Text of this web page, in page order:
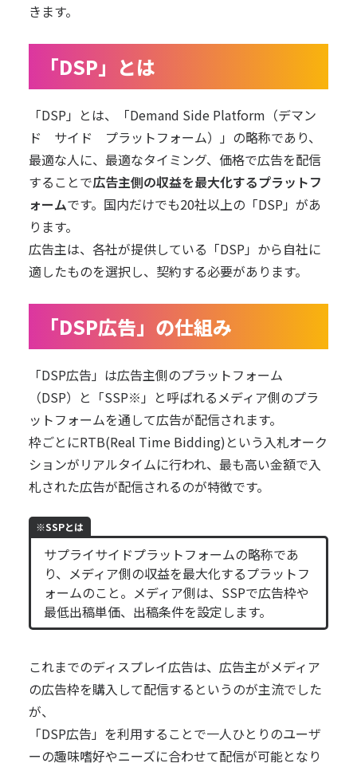
きます。
「DSP」とは
「DSP」とは、「Demand Side Platform（デマン
ド サイド プラットフォーム）」の略称であり、
最適な人に、最適なタイミング、価格で広告を配信
することで広告主側の収益を最大化するプラットフ
ォームです。国内だけでも20社以上の「DSP」があ
ります。
広告主は、各社が提供している「DSP」から自社に
適したものを選択し、契約する必要があります。
「DSP広告」の仕組み
「DSP広告」は広告主側のプラットフォーム
（DSP）と「SSP※」と呼ばれるメディア側のプラ
ットフォームを通して広告が配信されます。
枠ごとにRTB(Real Time Bidding)という入札オーク
ションがリアルタイムに行われ、最も高い金額で入
札された広告が配信されるのが特徴です。
※SSPとは
サプライサイドプラットフォームの略称であ
り、メディア側の収益を最大化するプラットフ
ォームのこと。メディア側は、SSPで広告枠や
最低出稿単価、出稿条件を設定します。
これまでのディスプレイ広告は、広告主がメディア
の広告枠を購入して配信するというのが主流でした
が、
「DSP広告」を利用することで一人ひとりのユーザ
ーの趣味嗜好やニーズに合わせて配信が可能となり